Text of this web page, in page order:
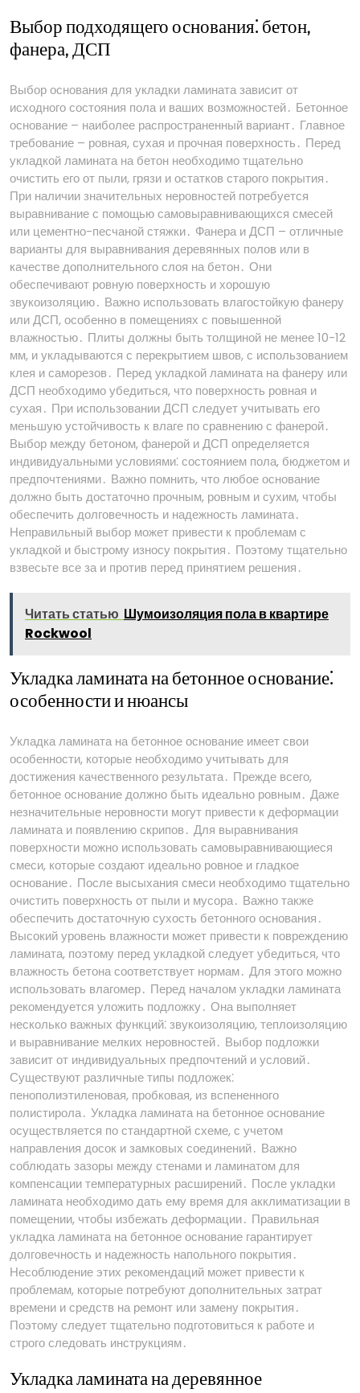
Выбор подходящего основания⁚ бетон,
фанера, ДСП
Выбор основания для укладки ламината зависит от
исходного состояния пола и ваших возможностей․ Бетонное
основание – наиболее распространенный вариант․ Главное
требование – ровная, сухая и прочная поверхность․ Перед
укладкой ламината на бетон необходимо тщательно
очистить его от пыли, грязи и остатков старого покрытия․
При наличии значительных неровностей потребуется
выравнивание с помощью самовыравнивающихся смесей
или цементно-песчаной стяжки․ Фанера и ДСП – отличные
варианты для выравнивания деревянных полов или в
качестве дополнительного слоя на бетон․ Они
обеспечивают ровную поверхность и хорошую
звукоизоляцию․ Важно использовать влагостойкую фанеру
или ДСП, особенно в помещениях с повышенной
влажностью․ Плиты должны быть толщиной не менее 10-12
мм, и укладываются с перекрытием швов, с использованием
клея и саморезов․ Перед укладкой ламината на фанеру или
ДСП необходимо убедиться, что поверхность ровная и
сухая․ При использовании ДСП следует учитывать его
меньшую устойчивость к влаге по сравнению с фанерой․
Выбор между бетоном, фанерой и ДСП определяется
индивидуальными условиями⁚ состоянием пола, бюджетом и
предпочтениями․ Важно помнить, что любое основание
должно быть достаточно прочным, ровным и сухим, чтобы
обеспечить долговечность и надежность ламината․
Неправильный выбор может привести к проблемам с
укладкой и быстрому износу покрытия․ Поэтому тщательно
взвесьте все за и против перед принятием решения․
Читать статью Шумоизоляция пола в квартире
Rockwool
Укладка ламината на бетонное основание⁚
особенности и нюансы
Укладка ламината на бетонное основание имеет свои
особенности, которые необходимо учитывать для
достижения качественного результата․ Прежде всего,
бетонное основание должно быть идеально ровным․ Даже
незначительные неровности могут привести к деформации
ламината и появлению скрипов․ Для выравнивания
поверхности можно использовать самовыравнивающиеся
смеси, которые создают идеально ровное и гладкое
основание․ После высыхания смеси необходимо тщательно
очистить поверхность от пыли и мусора․ Важно также
обеспечить достаточную сухость бетонного основания․
Высокий уровень влажности может привести к повреждению
ламината, поэтому перед укладкой следует убедиться, что
влажность бетона соответствует нормам․ Для этого можно
использовать влагомер․ Перед началом укладки ламината
рекомендуется уложить подложку․ Она выполняет
несколько важных функций⁚ звукоизоляцию, теплоизоляцию
и выравнивание мелких неровностей․ Выбор подложки
зависит от индивидуальных предпочтений и условий․
Существуют различные типы подложек⁚
пенополиэтиленовая, пробковая, из вспененного
полистирола․ Укладка ламината на бетонное основание
осуществляется по стандартной схеме, с учетом
направления досок и замковых соединений․ Важно
соблюдать зазоры между стенами и ламинатом для
компенсации температурных расширений․ После укладки
ламината необходимо дать ему время для акклиматизации в
помещении, чтобы избежать деформации․ Правильная
укладка ламината на бетонное основание гарантирует
долговечность и надежность напольного покрытия․
Несоблюдение этих рекомендаций может привести к
проблемам, которые потребуют дополнительных затрат
времени и средств на ремонт или замену покрытия․
Поэтому следует тщательно подготовиться к работе и
строго следовать инструкциям․
Укладка ламината на деревянное